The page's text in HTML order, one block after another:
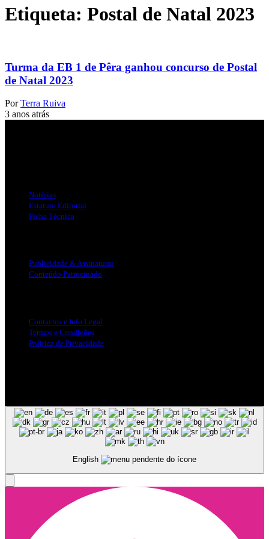
Etiqueta: Postal de Natal 2023
Turma da EB 1 de Pêra ganhou concurso de Postal
de Natal 2023
Por Terra Ruiva
3 anos atrás
Notícias
Estatuto Editorial
Ficha Técnica
Publicidade & Assinaturas
Conteúdo Patrocinado
Contactos e Info Legal
Termos e Condições
Politica de Privacidade
English